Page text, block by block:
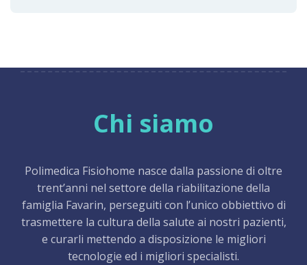
Chi siamo
Polimedica Fisiohome nasce dalla passione di oltre
trent’anni nel settore della riabilitazione della
famiglia Favarin, perseguiti con l’unico obbiettivo di
trasmettere la cultura della salute ai nostri pazienti,
e curarli mettendo a disposizione le migliori
tecnologie ed i migliori specialisti.